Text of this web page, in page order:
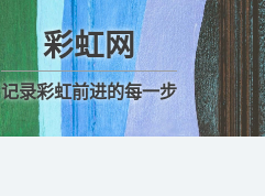
彩虹网
记录彩虹前进的每一步